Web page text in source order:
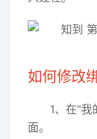
如何修改
1、在“
面。